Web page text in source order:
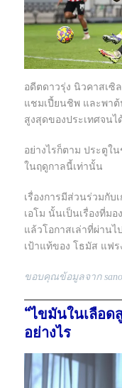
อดีตดาวรุ่ง นิวคาสเซิ
แชมเปี้ยนชิพ และพา
สูงสุดของประเทศจนไ
อย่างไรก็ตาม ประตูใ
ในฤดูกาลนี้เท่านั้น
เรื่องการมีส่วนร่วมกั
เอโม นั้นเป็นเรื่องที่ม
แล้วโอกาสเล่าที่ผ่านไ
เป้าแท้ของ โธมัส แฟร
ขอบคุณข้อมูลจาก
“ไขมันในเลือด
อย่างไร